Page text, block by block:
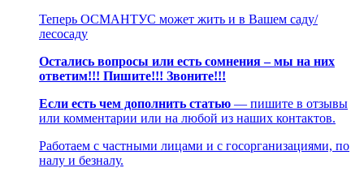
Теперь ОСМАНТУС может жить и в Вашем саду/
лесосаду
Остались вопросы или есть сомнения – мы на них
ответим!!! Пишите!!! Звоните!!!
Если есть чем дополнить статью — пишите в отзывы
или комментарии или на любой из наших контактов.
Работаем с частными лицами и с госорганизациями, по
налу и безналу.